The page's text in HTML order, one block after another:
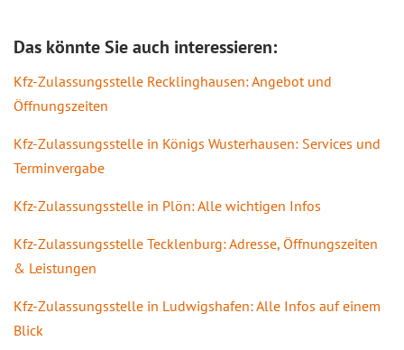
Das könnte Sie auch interessieren:
Kfz-Zulassungsstelle Recklinghausen: Angebot und
Öffnungszeiten
Kfz-Zulassungsstelle in Königs Wusterhausen: Services und
Terminvergabe
Kfz-Zulassungsstelle in Plön: Alle wichtigen Infos
Kfz-Zulassungsstelle Tecklenburg: Adresse, Öffnungszeiten
& Leistungen
Kfz-Zulassungsstelle in Ludwigshafen: Alle Infos auf einem
Blick